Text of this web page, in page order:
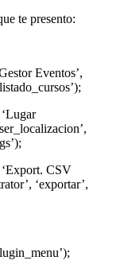
te presento:
Eventos’,
‘Export. CSV
‘exportar’,